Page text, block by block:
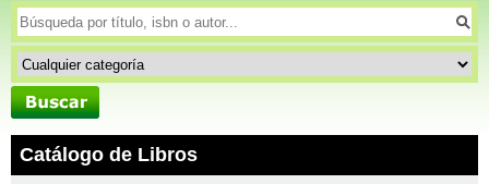
Catálogo de Libros